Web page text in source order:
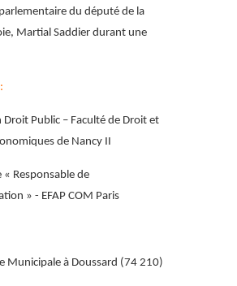
du député de la
Martial Saddier durant une
:
Droit Public – Faculté de Droit et
de Nancy II
Responsable de
» - EFAP COM Paris
Municipale à Doussard (74 210)